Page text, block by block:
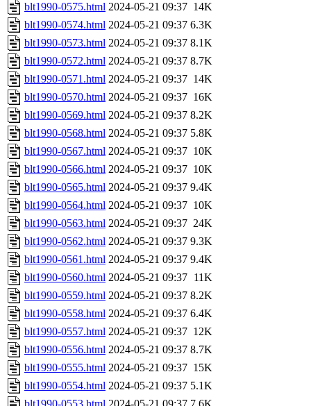
blt1990-0575.html 2024-05-21 09:37 14K
blt1990-0574.html 2024-05-21 09:37 6.3K
blt1990-0573.html 2024-05-21 09:37 8.1K
blt1990-0572.html 2024-05-21 09:37 8.7K
blt1990-0571.html 2024-05-21 09:37 14K
blt1990-0570.html 2024-05-21 09:37 16K
blt1990-0569.html 2024-05-21 09:37 8.2K
blt1990-0568.html 2024-05-21 09:37 5.8K
blt1990-0567.html 2024-05-21 09:37 10K
blt1990-0566.html 2024-05-21 09:37 10K
blt1990-0565.html 2024-05-21 09:37 9.4K
blt1990-0564.html 2024-05-21 09:37 10K
blt1990-0563.html 2024-05-21 09:37 24K
blt1990-0562.html 2024-05-21 09:37 9.3K
blt1990-0561.html 2024-05-21 09:37 9.4K
blt1990-0560.html 2024-05-21 09:37 11K
blt1990-0559.html 2024-05-21 09:37 8.2K
blt1990-0558.html 2024-05-21 09:37 6.4K
blt1990-0557.html 2024-05-21 09:37 12K
blt1990-0556.html 2024-05-21 09:37 8.7K
blt1990-0555.html 2024-05-21 09:37 15K
blt1990-0554.html 2024-05-21 09:37 5.1K